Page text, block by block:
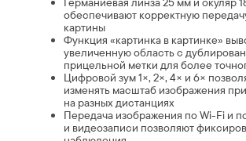
обеспечивают корректную
картины
Функция «картинка в картинке»
увеличенную область с
прицельной метки для более
Цифровой зум 1×, 2×, 4× и 6×
изменять масштаб изображения
на разных дистанциях
Передача изображения по Wi-Fi и
и видеозаписи позволяют